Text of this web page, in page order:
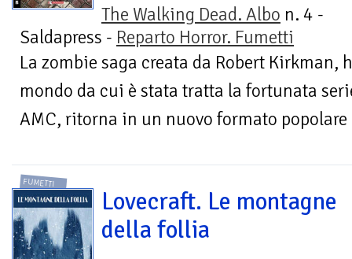
The Walking Dead. Albo n. 4 -
Saldapress - Reparto Horror. Fumetti
La zombie saga creata da Robert
mondo da cui è stata tratta la fortunata
AMC, ritorna in un nuovo formato popolare
FUMETTI
Lovecraft. Le montagne
della follia